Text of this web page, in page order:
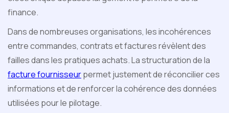
finance.
Dans de nombreuses organisations, les incohérences
entre commandes, contrats et factures révèlent des
failles dans les pratiques achats. La structuration de la
facture fournisseurpermet justement de réconcilier ces
informations et de renforcer la cohérence des données
utilisées pour le pilotage.